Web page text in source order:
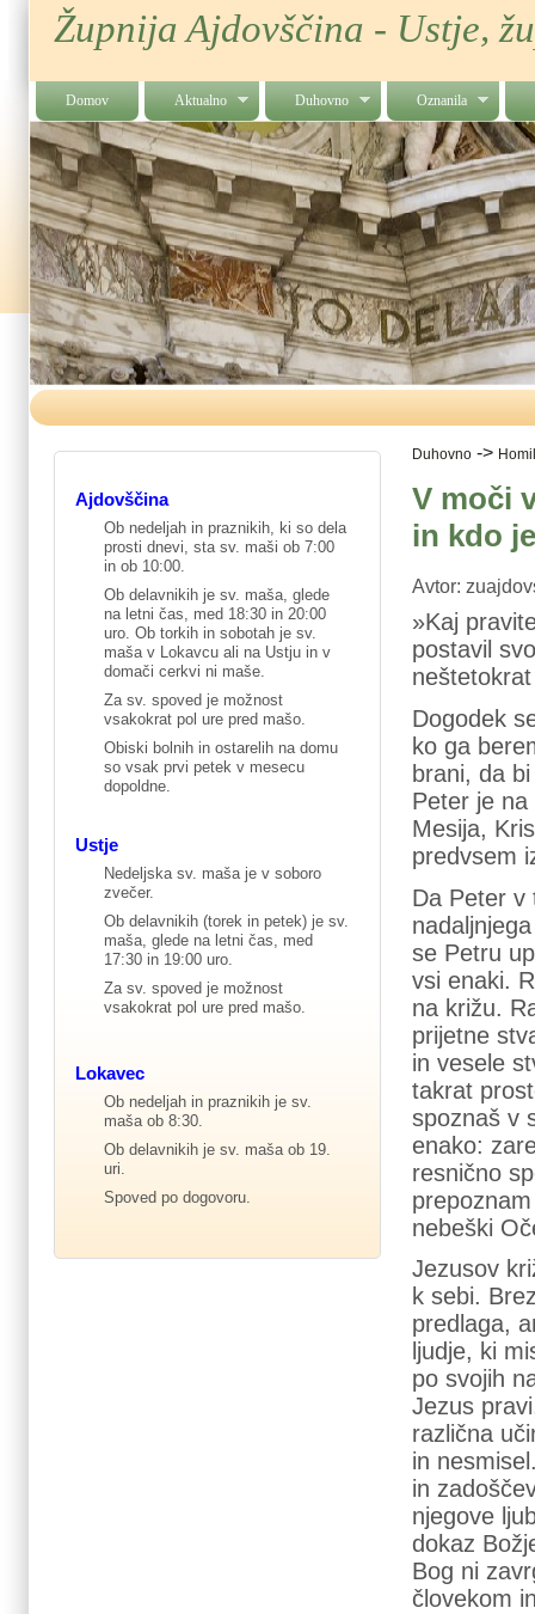
Župnija Ajdovščina - Ustje,
Domov Aktualno Duhovno Oznanila
Duhovno ->
V moči
in kdo
Avtor:
»Kaj
postavil
Dogodek
ko ga
brani, da
Peter je
Mesija,
predvsem
Da Peter v
se Petru
vsi enaki.
na križu.
prijetne
in vesele
takrat
spoznaš v
enako:
resnično
nebeški
Jezusov
k sebi.
predlaga,
ljudje, ki
po svojih
Jezus
različna
in
in
njegove
dokaz
Bog ni
človekom
Ajdovščina
Ob nedeljah in praznikih, ki so dela
prosti dnevi, sta sv. maši ob 7:00
in ob 10:00.
Ob delavnikih je sv. maša, glede
na letni čas, med 18:30 in 20:00
uro. Ob torkih in sobotah je sv.
maša v Lokavcu ali na Ustju in v
domači cerkvi ni maše.
Za sv. spoved je možnost
vsakokrat pol ure pred mašo.
Obiski bolnih in ostarelih na domu
so vsak prvi petek v mesecu
dopoldne.
Ustje
Nedeljska sv. maša je v soboro
zvečer.
Ob delavnikih (torek in petek) je sv.
maša, glede na letni čas, med
17:30 in 19:00 uro.
Za sv. spoved je možnost
vsakokrat pol ure pred mašo.
Lokavec
Ob nedeljah in praznikih je sv.
maša ob 8:30.
Ob delavnikih je sv. maša ob 19.
uri.
Spoved po dogovoru.